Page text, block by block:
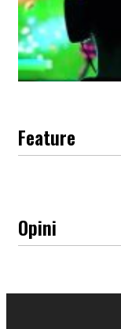
Feature
Opini